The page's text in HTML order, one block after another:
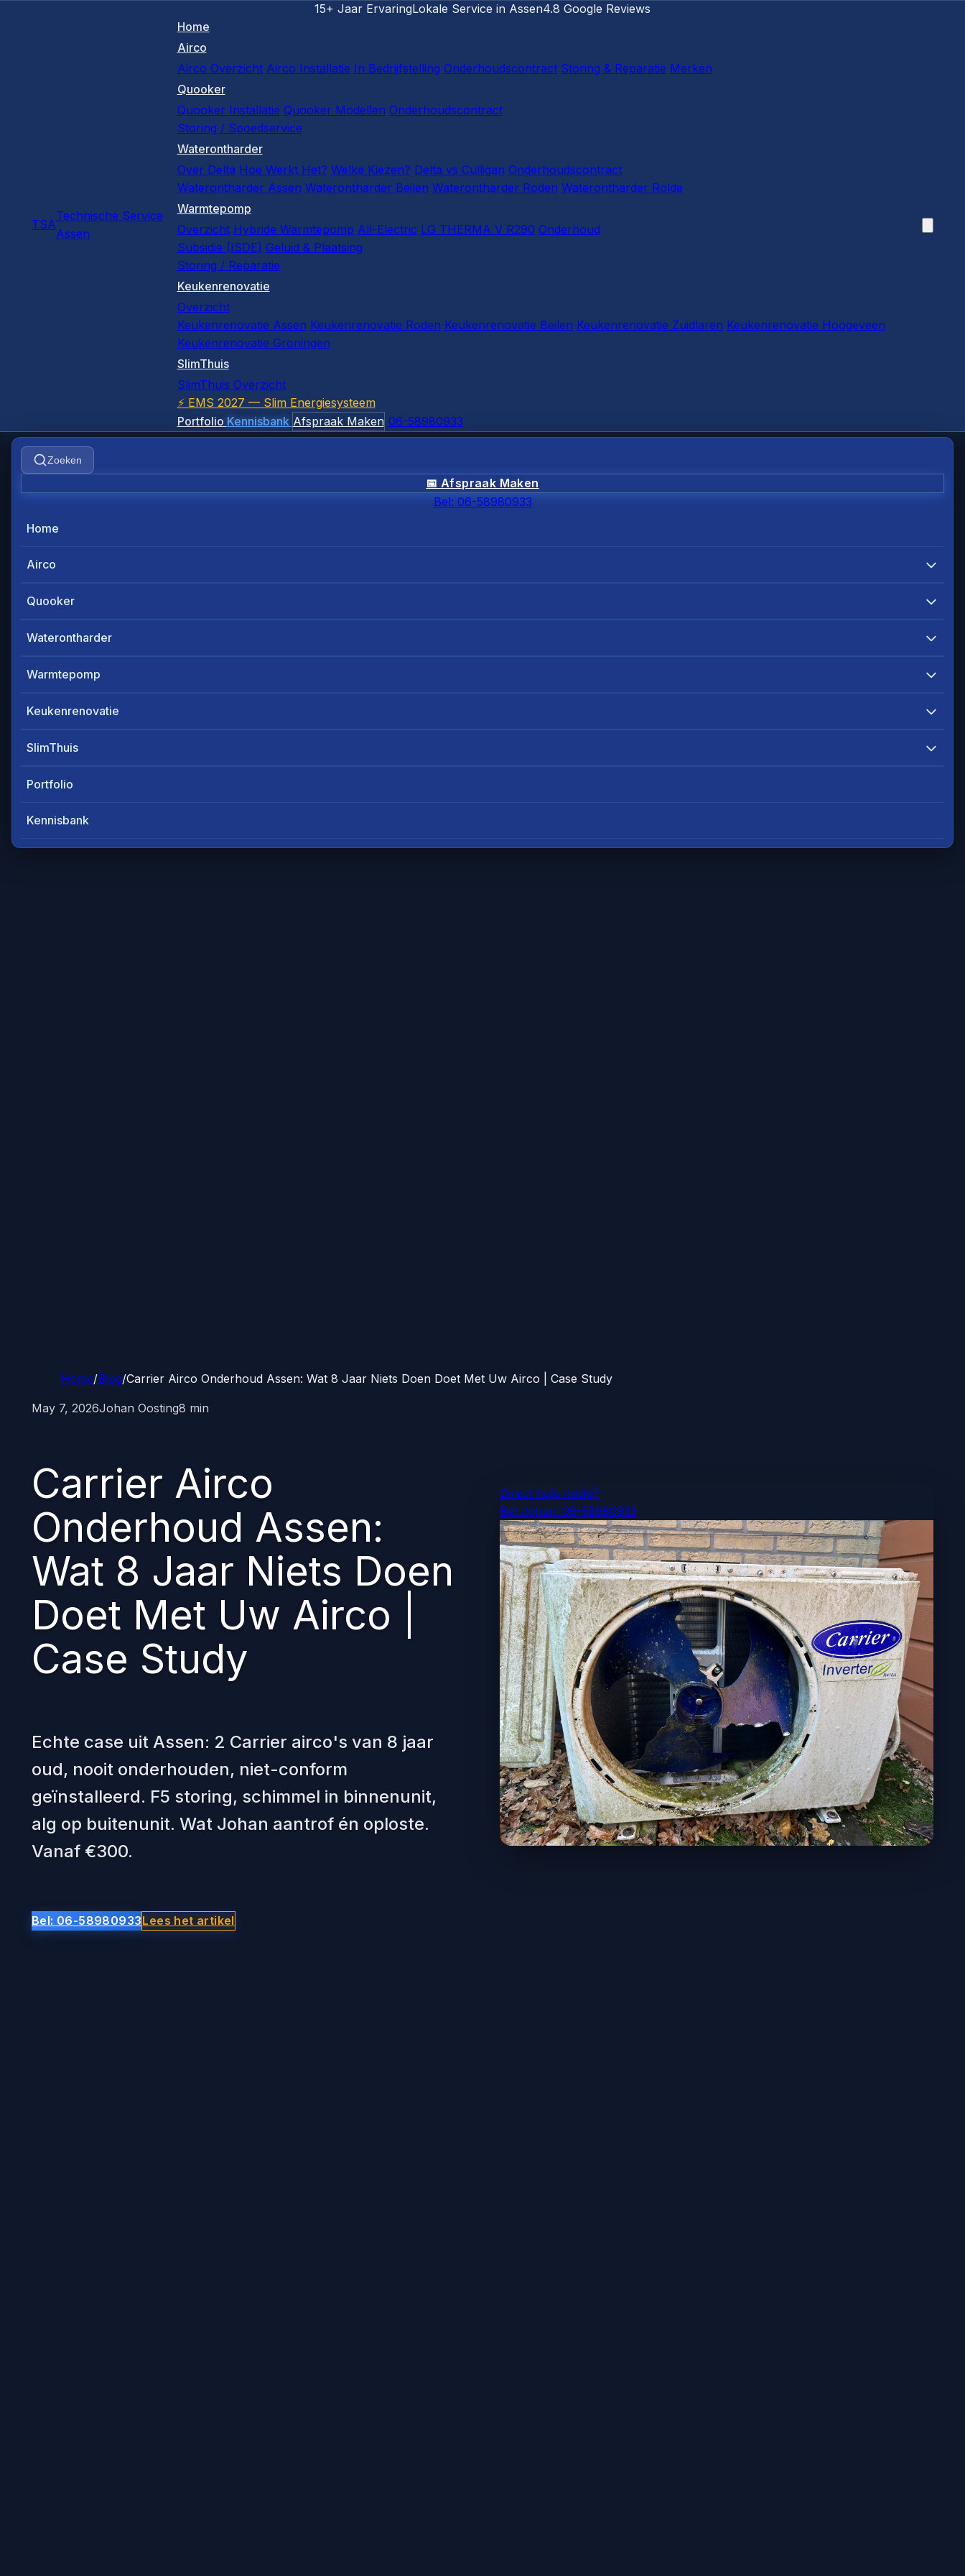
15+ Jaar ErvaringLokale Service in Assen4.8 Google Reviews
TSA
Technische Service
Assen
Home
Airco
Airco Overzicht Airco Installatie In Bedrijfstelling Onderhoudscontract Storing & Reparatie Merken
Quooker
Quooker Installatie Quooker Modellen Onderhoudscontract
Storing / Spoedservice
Waterontharder
Over Delta Hoe Werkt Het? Welke Kiezen? Delta vs Culligan Onderhoudscontract
Waterontharder Assen Waterontharder Beilen Waterontharder Roden Waterontharder Rolde
Warmtepomp
Overzicht Hybride Warmtepomp All-Electric LG THERMA V R290 Onderhoud
Subsidie (ISDE) Geluid & Plaatsing
Storing / Reparatie
Keukenrenovatie
Overzicht
Keukenrenovatie Assen Keukenrenovatie Roden Keukenrenovatie Beilen Keukenrenovatie Zuidlaren Keukenrenovatie Hoogeveen
Keukenrenovatie Groningen
SlimThuis
SlimThuis Overzicht
⚡ EMS 2027 — Slim Energiesysteem
Portfolio Kennisbank Afspraak Maken 06-58980933
Zoeken
📅 Afspraak Maken
Bel: 06-58980933
Home
Airco
Quooker
Waterontharder
Warmtepomp
Keukenrenovatie
SlimThuis
Portfolio
Kennisbank
Home/Blog/Carrier Airco Onderhoud Assen: Wat 8 Jaar Niets Doen Doet Met Uw Airco | Case Study
May 7, 2026Johan Oosting8 min
Carrier Airco
Onderhoud Assen:
Wat 8 Jaar Niets Doen
Doet Met Uw Airco |
Case Study
Echte case uit Assen: 2 Carrier airco's van 8 jaar
oud, nooit onderhouden, niet-conform
geïnstalleerd. F5 storing, schimmel in binnenunit,
alg op buitenunit. Wat Johan aantrof én oploste.
Vanaf €300.
Bel: 06-58980933Lees het artikel
Direct hulp nodig?
Bel Johan: 06-58980933